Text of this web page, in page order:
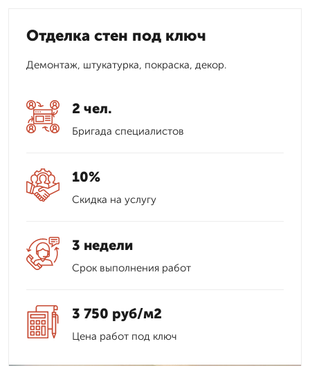
Отделка стен под ключ
Демонтаж, штукатурка, покраска, декор.
2 чел.
Бригада специалистов
10%
Скидка на услугу
3 недели
Срок выполнения работ
3 750 руб/м2
Цена работ под ключ